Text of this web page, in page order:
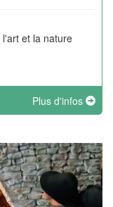
et la nature
Plus d'infos